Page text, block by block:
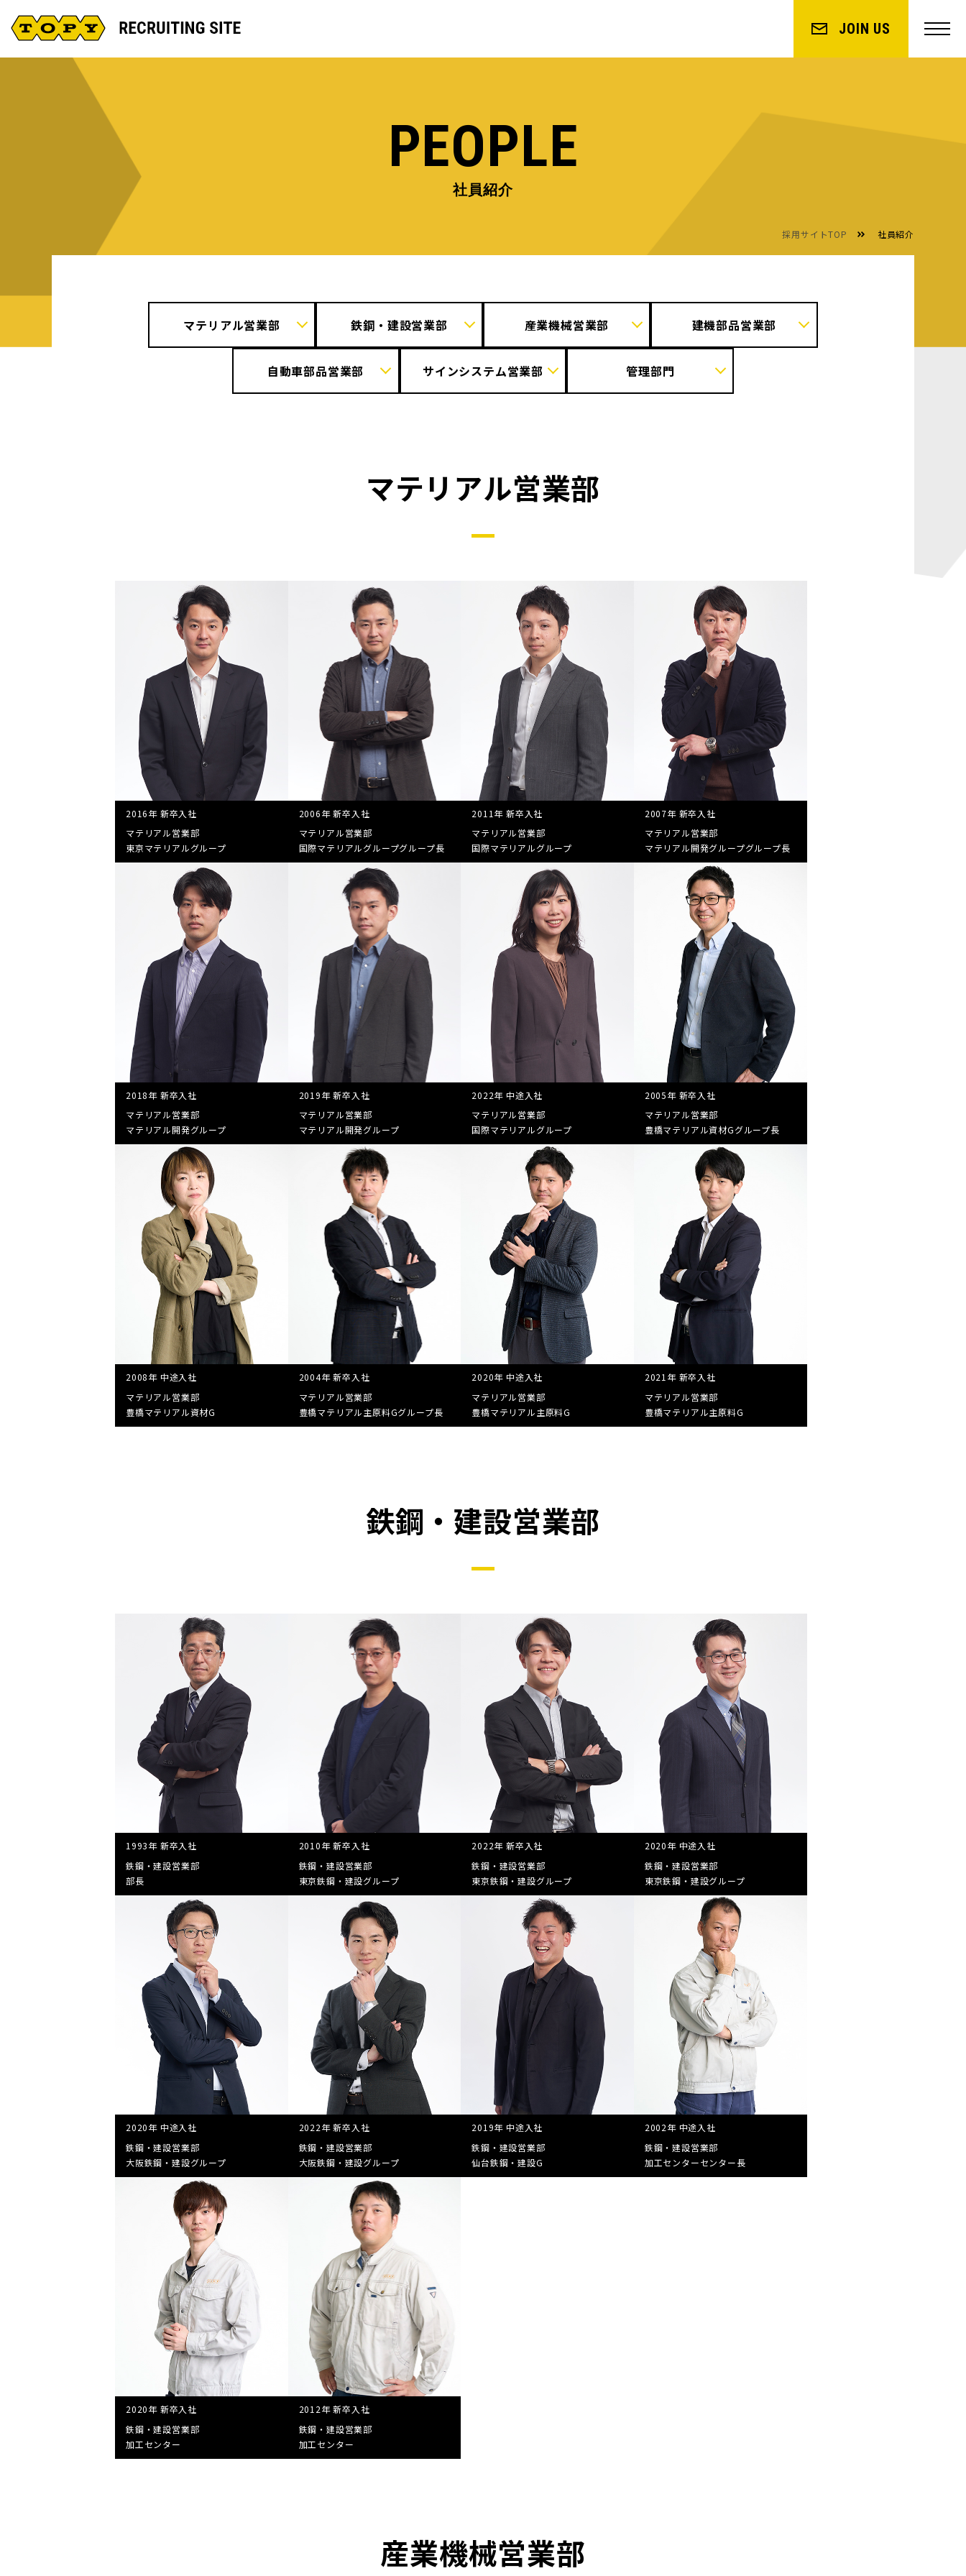
JOIN US
PEOPLE
社員紹介
採用サイトTOP 社員紹介
マテリアル営業部 鉄鋼・建設営業部 産業機械営業部 建機部品営業部
自動車部品営業部 サインシステム営業部 管理部門
マテリアル営業部
2016年 新卒入社
マテリアル営業部
東京マテリアルグループ
2006年 新卒入社
マテリアル営業部
国際マテリアルグループグループ長
2011年 新卒入社
マテリアル営業部
国際マテリアルグループ
2007年 新卒入社
マテリアル営業部
マテリアル開発グループグループ長
2018年 新卒入社
マテリアル営業部
マテリアル開発グループ
2019年 新卒入社
マテリアル営業部
マテリアル開発グループ
2022年 中途入社
マテリアル営業部
国際マテリアルグループ
2005年 新卒入社
マテリアル営業部
豊橋マテリアル資材Gグループ長
2008年 中途入社
マテリアル営業部
豊橋マテリアル資材G
2004年 新卒入社
マテリアル営業部
豊橋マテリアル主原料Gグループ長
2020年 中途入社
マテリアル営業部
豊橋マテリアル主原料G
2021年 新卒入社
マテリアル営業部
豊橋マテリアル主原料G
鉄鋼・建設営業部
1993年 新卒入社
鉄鋼・建設営業部
部長
2010年 新卒入社
鉄鋼・建設営業部
東京鉄鋼・建設グループ
2022年 新卒入社
鉄鋼・建設営業部
東京鉄鋼・建設グループ
2020年 中途入社
鉄鋼・建設営業部
東京鉄鋼・建設グループ
2020年 中途入社
鉄鋼・建設営業部
大阪鉄鋼・建設グループ
2022年 新卒入社
鉄鋼・建設営業部
大阪鉄鋼・建設グループ
2019年 中途入社
鉄鋼・建設営業部
仙台鉄鋼・建設G
2002年 中途入社
鉄鋼・建設営業部
加工センターセンター長
2020年 新卒入社
鉄鋼・建設営業部
加工センター
2012年 新卒入社
鉄鋼・建設営業部
加工センター
産業機械営業部